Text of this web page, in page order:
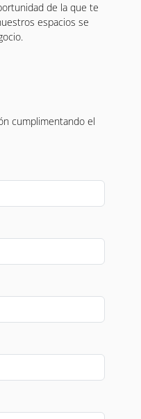
de la que te
espacios se
cumplimentando el